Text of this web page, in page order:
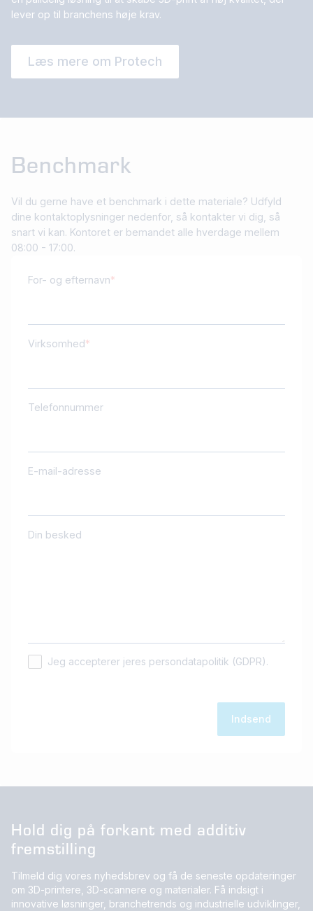
lever op til branchens høje krav.
Læs mere om Protech
Benchmark
Vil du gerne have et benchmark i dette materiale? Udfyld
dine kontaktoplysninger nedenfor, så kontakter vi dig, så
snart vi kan. Kontoret er bemandet alle hverdage mellem
08:00 - 17:00.
For- og efternavn
Virksomhed
Telefonnummer
E-mail-adresse
Din besked
Jeg accepterer jeres persondatapolitik (GDPR).
Hold dig på forkant med additiv
fremstilling
Tilmeld dig vores nyhedsbrev og få de seneste opdateringer
om 3D-printere, 3D-scannere og materialer. Få indsigt i
innovative løsninger, branchetrends og industrielle udviklinger,